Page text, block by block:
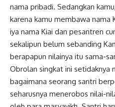
nama pribadi. Sedangkan
karena kamu membawa nama
iya nama Kiai dan pesantren
sekalipun belum sebanding
berapapun nilainya itu sama-
Obrolan singkat ini setidaknya
bagaimana seorang santri
seharusnya menerobos nilai-